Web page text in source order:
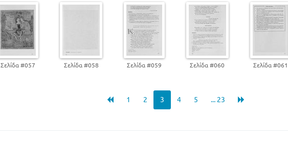
Φ. ΞΕΝΟΠΟΥΛΟΥ ΤΟ ΣΥΝΝΕΦΑΚΙ
Ι. ΔΡΑΓΟΥΜΗ Ο ΘΑΝΑΤΟΣ ΤΟΥ ΠΑΛΙΚΑΡΙΙΟΥ ΜΑΡΤΥΡΩΝ ΚΑΙ ΗΡΩΩΝ ΑΙΜΑ
Ζ' Η ΝΕΩΤΕΡΗ ΛΟΓΟΤΕΧΝΙΑ
Η ΠΕΡΙΟΔΟΣ ΑΠΌ ΤΟ 1922 ΩΣ ΤΟ 1945
ΕΙΣΑΓΩΓΗ
Σελίδα #057 Σελίδα #058 Σελίδα #059 Σελίδα #060 Σελίδα #061
1 2 3 4 5 ... 23